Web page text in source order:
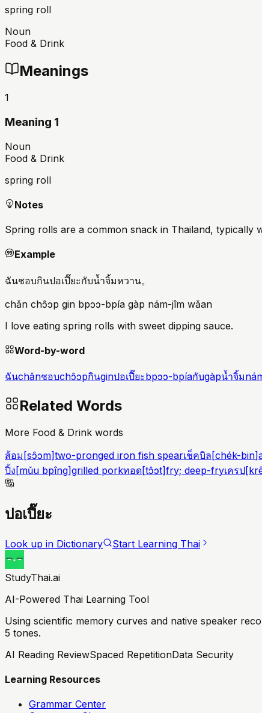
spring roll
Noun
Food & Drink
Meanings
1
Meaning 1
Noun
Food & Drink
spring roll
Notes
Spring rolls are a common snack in Thailand, typically
Example
ฉันชอบกินปอเปี๊ยะกับน้ำจิ้มหวาน。
chǎn chɔ̂ɔp gin bpɔɔ-bpía gàp nám-jîm wǎan
I love eating spring rolls with sweet dipping sauce.
Word-by-word
ฉันchǎnชอบchɔ̂ɔpกินginปอเปี๊ยะbpɔɔ-bpíaกับgàpน้ำจิ้ม
Related Words
More Food & Drink words
ส้อม [sɔ̂ɔm]two-pronged iron fish spearเช็คบิล [chék-bin]
ปิ้ง [mǔu bpîng]grilled porkทอด[tɔ̂ɔt]fry; deep-fryเครป[
ปอเปี๊ยะ
Look up in Dictionary Start Learning Thai
StudyThai.ai
AI-Powered Thai Learning Tool
Using scientific memory curves and native speaker
5 tones.
AI Reading ReviewSpaced RepetitionData Security
Learning Resources
Grammar Center